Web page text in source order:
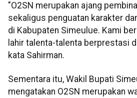
"O2SN merupakan ajang
sekaligus penguatan karakter
di Kabupaten Simeulue. Kami
lahir talenta-talenta berprestasi
kata Sahirman.
Sementara itu, Wakil Bupati
mengatakan O2SN merupakan